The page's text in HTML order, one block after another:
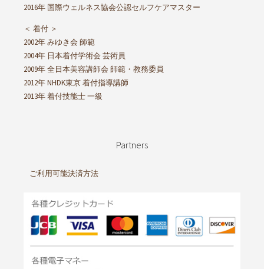
2016年 国際ウェルネス協会公認セルフケアマスター
＜ 着付 ＞
2002年 みゆき会 師範
2004年 日本着付学術会 芸術員
2009年 全日本美容講師会 師範・教務委員
2012年 NHDK東京 着付指導講師
2013年 着付技能士 一級
Partners
ご利用可能決済方法